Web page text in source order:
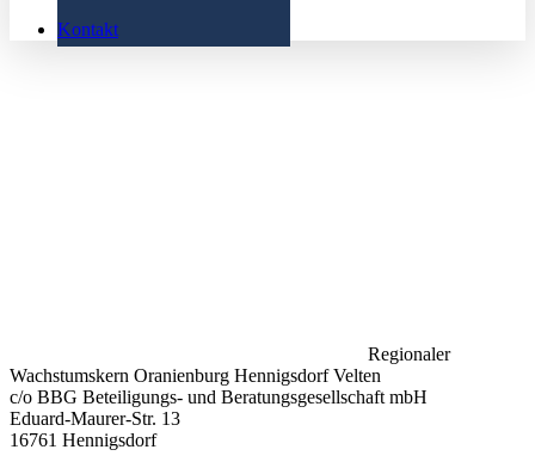
Kontakt
Regionaler
Wachstumskern Oranienburg Hennigsdorf Velten
c/o BBG Beteiligungs- und Beratungsgesellschaft mbH
Eduard-Maurer-Str. 13
16761 Hennigsdorf